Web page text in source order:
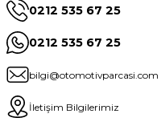
0212 535 67 25
0212 535 67 25
bilgi@otomotivparcasi.com
İletişim Bilgilerimiz